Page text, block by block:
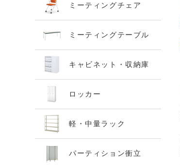
ミーティングチェア
ミーティングテーブル
キャビネット・収納庫
ロッカー
軽・中量ラック
パーティション衝立